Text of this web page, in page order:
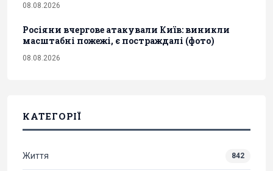
08.08.2026
Росіяни вчергове атакували Київ: виникли
масштабні пожежі, є постраждалі (фото)
08.08.2026
КАТЕГОРІЇ
Життя 842